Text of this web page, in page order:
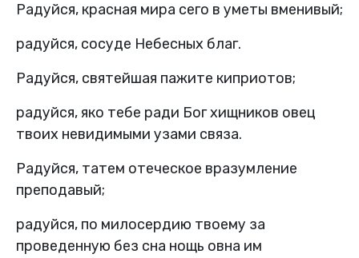
Радуйся, красная мира сего в уметы вменивый;
радуйся, сосуде Небесных благ.
Радуйся, святейшая пажите киприотов;
радуйся, яко тебе ради Бог хищников овец
твоих невидимыми узами связа.
Радуйся, татем отеческое вразумление
преподавый;
радуйся, по милосердию твоему за
проведенную без сна нощь овна им